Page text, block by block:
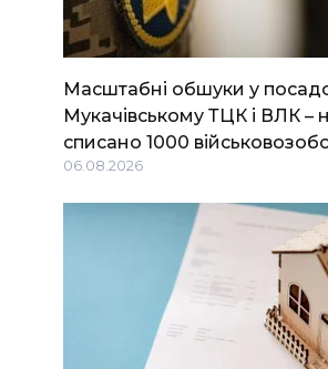
Масштабні обшуки у
Мукачівському ТЦК і ВЛК –
списано 1000
06.08.2026